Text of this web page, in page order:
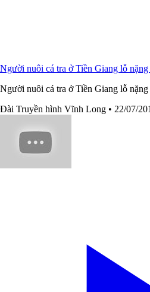
Người nuôi cá tra ở Tiền Giang lỗ
Người nuôi cá tra ở Tiền Giang lỗ
Đài Truyền hình Vĩnh Long • 22/07/